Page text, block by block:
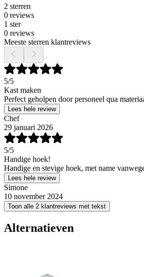
2 sterren
0 reviews
1 ster
0 reviews
Meeste sterren klantreviews
5/5
Kast maken
Perfect geholpen door personeel qua
Lees hele review
Chef
29 januari 2026
5/5
Handige hoek!
Handige en stevige hoek, met name
Lees hele review
Simone
10 november 2024
Toon alle 2 klantreviews met tekst
Alternatieven